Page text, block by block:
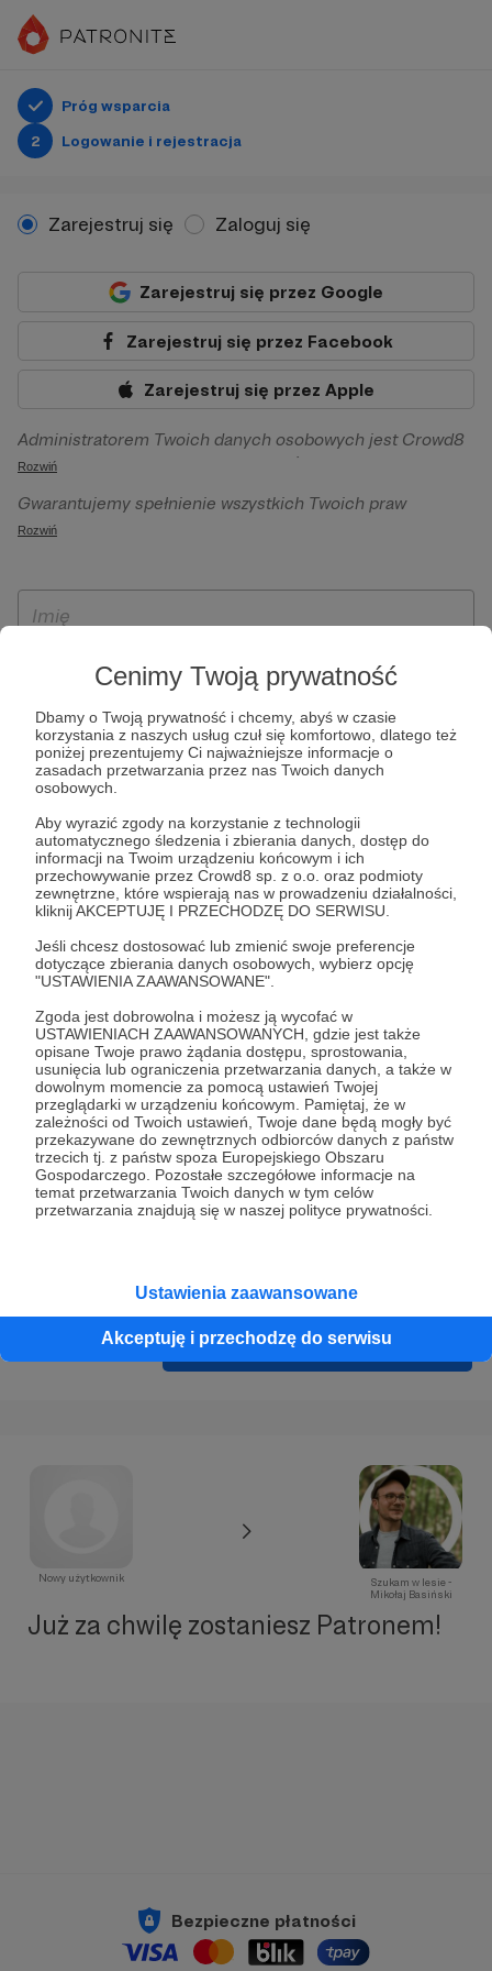
Cenimy Twoją prywatność
Dbamy o Twoją prywatność i chcemy, abyś w czasie
korzystania z naszych usług czuł się komfortowo, dlatego też
poniżej prezentujemy Ci najważniejsze informacje o
zasadach przetwarzania przez nas Twoich danych
osobowych.
Aby wyrazić zgody na korzystanie z technologii
automatycznego śledzenia i zbierania danych, dostęp do
informacji na Twoim urządzeniu końcowym i ich
przechowywanie przez Crowd8 sp. z o.o. oraz podmioty
zewnętrzne, które wspierają nas w prowadzeniu działalności,
kliknij AKCEPTUJĘ I PRZECHODZĘ DO SERWISU.
Jeśli chcesz dostosować lub zmienić swoje preferencje
dotyczące zbierania danych osobowych, wybierz opcję
"USTAWIENIA ZAAWANSOWANE".
Zgoda jest dobrowolna i możesz ją wycofać w
USTAWIENIACH ZAAWANSOWANYCH, gdzie jest także
opisane Twoje prawo żądania dostępu, sprostowania,
usunięcia lub ograniczenia przetwarzania danych, a także w
dowolnym momencie za pomocą ustawień Twojej
przeglądarki w urządzeniu końcowym. Pamiętaj, że w
zależności od Twoich ustawień, Twoje dane będą mogły być
przekazywane do zewnętrznych odbiorców danych z państw
trzecich tj. z państw spoza Europejskiego Obszaru
Gospodarczego. Pozostałe szczegółowe informacje na
temat przetwarzania Twoich danych w tym celów
przetwarzania znajdują się w naszej polityce prywatności.
Ustawienia zaawansowane
Akceptuję i przechodzę do serwisu
Próg wsparcia
2
Logowanie i rejestracja
Zarejestruj się Zaloguj się
Zarejestruj się przez Google
Zarejestruj się przez Facebook
Zarejestruj się przez Apple
Administratorem Twoich danych osobowych jest Crowd8
sp. z o.o. z siedziba w Warszawie, ul. Żwirki i Wigury 16, 02-
092 Warszawa. Twoje dane osobowe będą przetwarzane w
szczególności w celu wykonania umowy zawartej z Tobą, w
Patronite.pl, w tym możliwości dokonywania oraz
otrzymywania wsparcia na naszej platformie oraz
Rozwiń
Gwarantujemy spełnienie wszystkich Twoich praw
wynikających z ogólnego rozporządzenia o ochronie
ich przenoszenia, niepodlegania zautomatyzowanemu
wyrażenia sprzeciwu wobec przetwarzania Twoich danych
osobowych. Rejestracja dla osób niepełnoletnich możliwa
jest po przekazaniu podpisanego formularza "Zgodna na
założenie konta przez osobę niepełnoletnią", formularz
dostępny jest na stronie regulaminu Patronite.pl.
Rozwiń
* Zapoznałem się i akceptujęRegulaminserwisu oraz
Prywatności.
* Wyrażam zgodę na przetwarzanie moich danych
osobowych podanych w formularzu rejestracyjnym w celu
prawidłowego świadczenia usług serwisu Patronite.
Wyrażam zgodę na otrzymywanie drogą elektroniczną
informacji handlowych - newslettera. Opcja ta może zostać
zmieniona w ustawieniach konta.
Cofnij Zarejestruj się i przejdź dalej
Nowy użytkownik
Szukam w lesie -
Mikołaj Basiński
Już za chwilę zostaniesz Patronem!
Bezpieczne płatności